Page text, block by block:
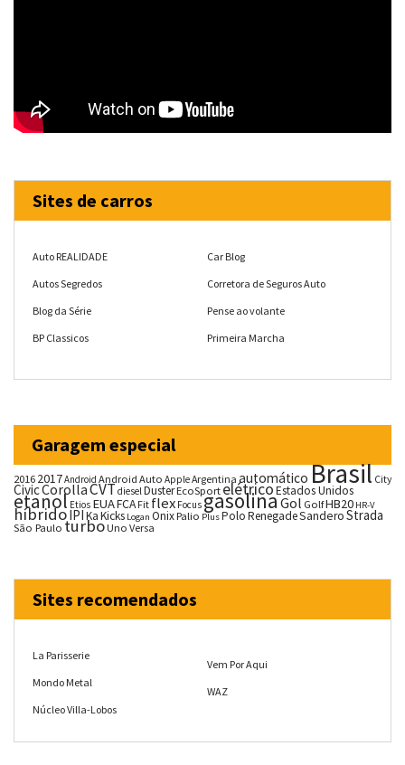
Sites de carros
Auto REALIDADE
Autos Segredos
Blog da Série
BP Classicos
Car Blog
Corretora de Seguros Auto
Pense ao volante
Primeira Marcha
Garagem especial
20162017Android Android Auto AppleArgentina automáticoBrasil City
CivicCorollaCVTdieselDusterEcoSportelétricoEstados Unidos
etanol Etios EUAFCA Fit flex FocusgasolinaGol GolfHB20 HR-V
híbridoIPIKaKicks Logan OnixPalio PlusPoloRenegadeSanderoStrada
São Paulo turboUno Versa
Sites recomendados
La Parisserie
Mondo Metal
Núcleo Villa-Lobos
Vem Por Aqui
WAZ